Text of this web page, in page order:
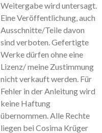
Weitergabe wird untersagt.
Eine Veröffentlichung, auch
Ausschnitte/Teile davon
sind verboten. Gefertigte
Werke dürfen ohne eine
Lizenz/ meine Zustimmung
nicht verkauft werden. Für
Fehler in der Anleitung wird
keine Haftung
übernommen. Alle Rechte
liegen bei Cosima Krüger